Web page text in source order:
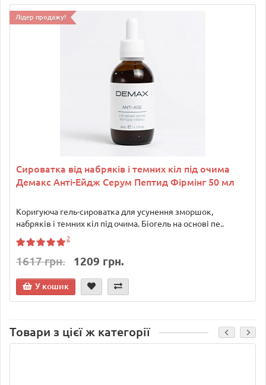
Лідер продажу!
Сироватка від набряків і темних кіл під очима
Демакс Анті-Ейдж Серум Пептид Фірмінг 50 мл
Коригуюча гель-сироватка для усунення зморшок,
набряків і темних кіл під очима. Біогель на основі пе..
2
1617 грн. 1209 грн.
У кошик
Товари з цієї ж категорії